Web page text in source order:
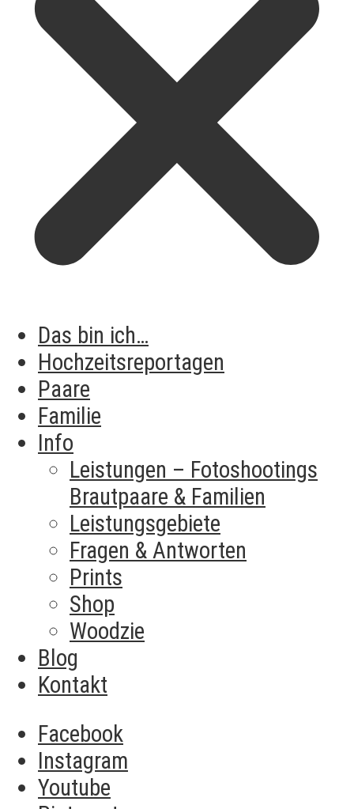
Das bin ich…
Hochzeitsreportagen
Paare
Familie
Info
Leistungen – Fotoshootings
Brautpaare & Familien​
Leistungsgebiete
Fragen & Antworten
Prints
Shop
Woodzie
Blog
Kontakt
Facebook
Instagram
Youtube